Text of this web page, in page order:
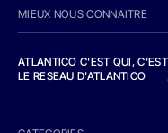
MIEUX NOUS CONNAITRE
ATLANTICO C'EST QUI,
LE RESEAU D'ATLANTICO